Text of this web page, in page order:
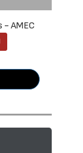
- AMEC